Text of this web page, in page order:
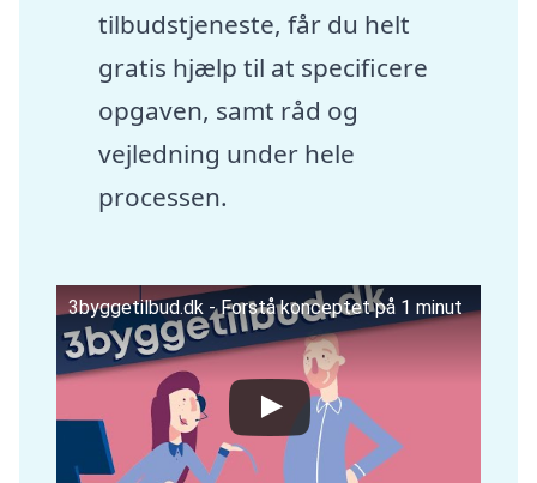
tilbudstjeneste, får du helt
gratis hjælp til at specificere
opgaven, samt råd og
vejledning under hele
processen.
3byggetilbud.dk - Forstå konceptet på 1 minut